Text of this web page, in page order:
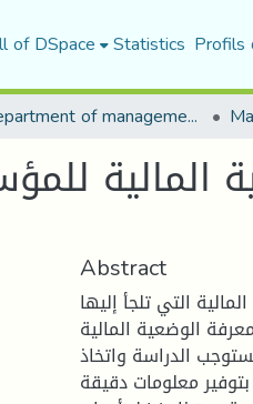
of DSpace Statistics Profils
Department of management sciences
Abstract
التي تلجأ إليها
الوضعية المالية
الدراسة واتخاذ
بتوفير معلومات دقيقة